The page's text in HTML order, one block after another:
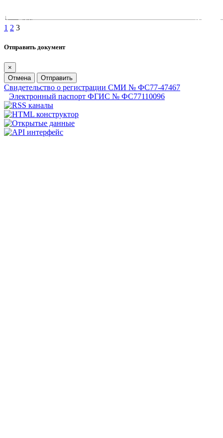
1 2 3
Отправить документ
×
Отмена
Отправить
Свидетельство о регистрации СМИ № ФС77-47467
Электронный паспорт ФГИС № ФС77110096